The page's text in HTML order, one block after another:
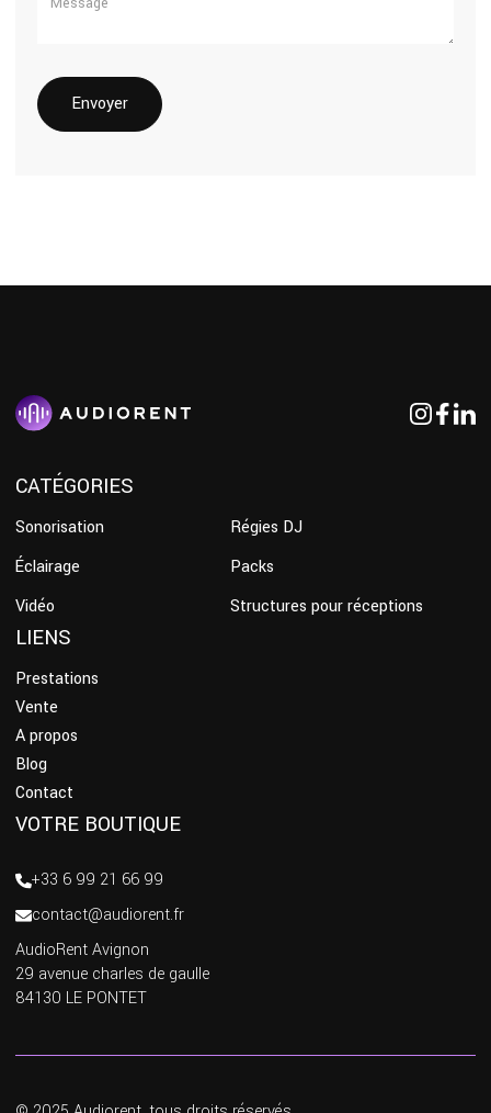
CATÉGORIES
Sonorisation
Régies DJ
Éclairage
Packs
Vidéo
Structures pour réceptions
LIENS
Prestations
Vente
A propos
Blog
Contact
VOTRE BOUTIQUE
+33 6 99 21 66 99
contact@audiorent.fr
AudioRent Avignon
29 avenue charles de gaulle
84130 LE PONTET